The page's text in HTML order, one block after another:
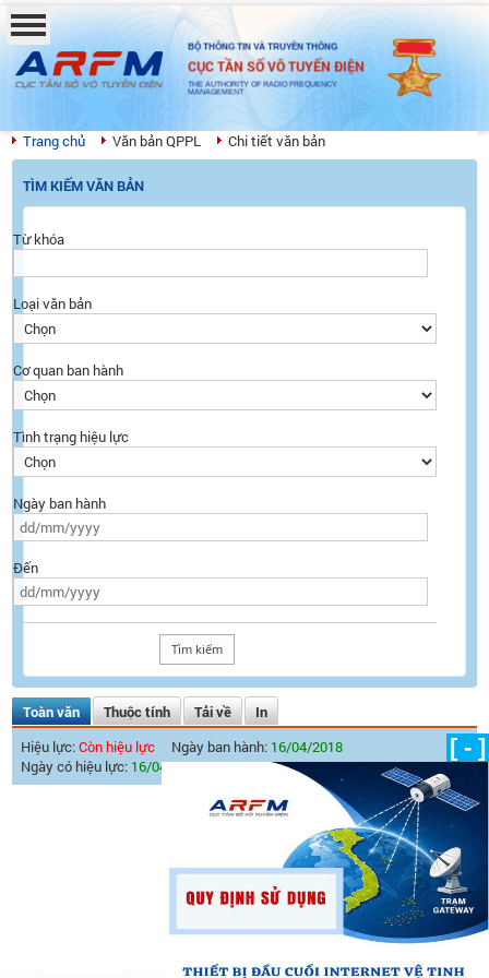
BỘ THÔNG TIN VÀ TRUYỀN THÔNG
CỤC TẦN SỐ VÔ TUYẾN ĐIỆN
THE AUTHORITY OF RADIO FREQUENCY
MANAGEMENT
Trang chủ Văn bản QPPL Chi tiết văn bản
TÌM KIẾM VĂN BẢN
Từ khóa
Loại văn bản
Cơ quan ban hành
Tình trạng hiệu lực
Ngày ban hành
Đến
Toàn văn Thuộc tính Tải về
In
Hiệu lực:Còn hiệu lực Ngày ban hành: 16/04/2018
Ngày có hiệu lực: 16/04/2018
[ - ]